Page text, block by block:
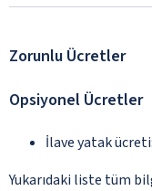
Zorunlu Ücretler
Opsiyonel Ücretler
İlave yatak
Yukarıdaki liste tüm